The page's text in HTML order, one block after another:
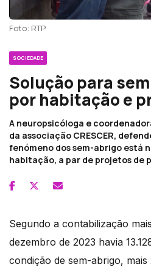
Foto: RTP
SOCIEDADE
Solução para
por habitação e
A neuropsicóloga e coordenadora
da associação CRESCER,
fenómeno dos sem-abrigo está
habitação, a par de projetos de
Segundo a contabilização
dezembro de 2023 havia
condição de sem-abrigo,